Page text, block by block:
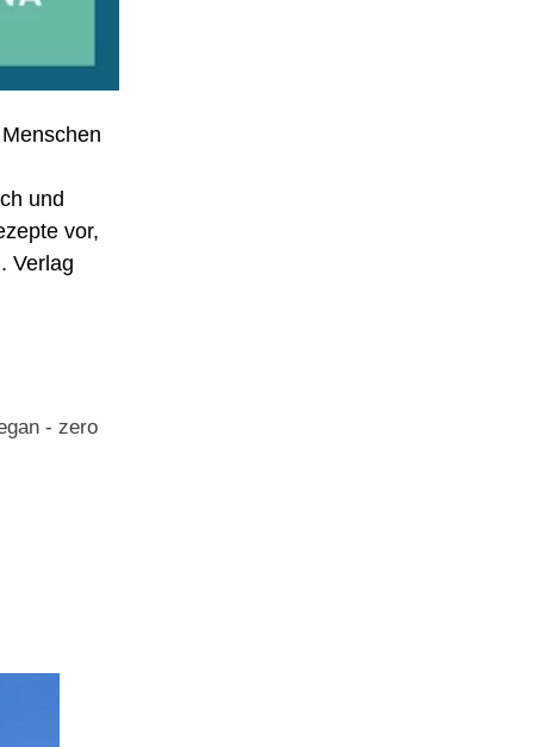
und
vor,
Verlag
- zero